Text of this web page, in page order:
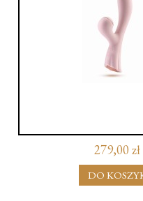
279,00 zł
DO